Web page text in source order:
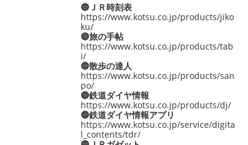
🔵ＪＲ時刻表
https://www.kotsu.co.jp/products/jiko
ku/
🔵旅の手帖
https://www.kotsu.co.jp/products/tab
i/
🔵散歩の達人
https://www.kotsu.co.jp/products/san
po/
🔵鉄道ダイヤ情報
https://www.kotsu.co.jp/products/dj/
🔵鉄道ダイヤ情報アプリ
https://www.kotsu.co.jp/service/digita
l_contents/tdr/